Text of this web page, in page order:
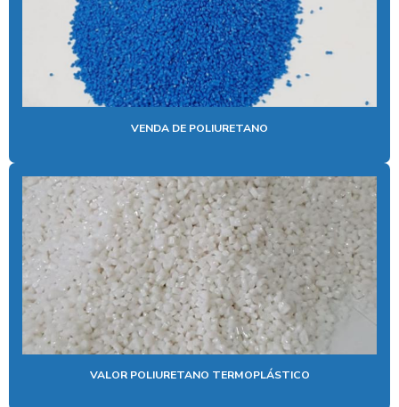
TPU PARA CALÇADOS
TPU PARA INJEÇÃO
VALOR POLIURETANO TERMOPLÁSTICO
VENDA DE POLIURETANO TERMOPLASTICO
VENDA DE POLIURETANO
VALOR POLIURETANO TERMOPLÁSTICO